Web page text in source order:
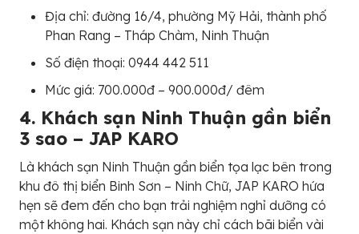
Địa chỉ: đường 16/4, phường Mỹ Hải, thành phố
Phan Rang – Tháp Chàm, Ninh Thuận
Số điện thoại: 0944 442 511
Mức giá: 700.000đ – 900.000đ/ đêm
4. Khách sạn Ninh Thuận gần biển
3 sao – JAP KARO
Là khách sạn Ninh Thuận gần biển tọa lạc bên trong
khu đô thị biển Binh Sơn – Ninh Chữ, JAP KARO hứa
hẹn sẽ đem đến cho bạn trải nghiệm nghỉ dưỡng có
một không hai. Khách sạn này chỉ cách bãi biển vài